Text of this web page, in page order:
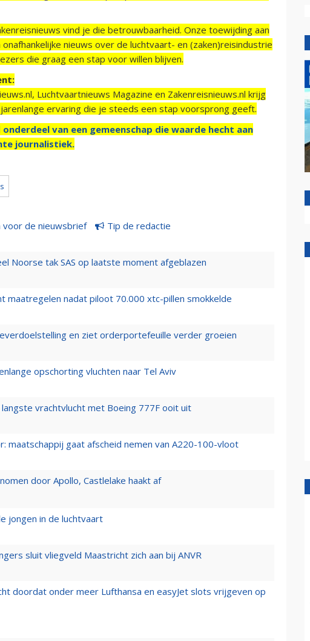
vind je die betrouwbaarheid. Onze toewijding aan
nieuws over de luchtvaart- en (zaken)reisindustrie
die graag een stap voor willen blijven.
Luchtvaartnieuws Magazine en Zakenreisnieuws.nl krijg
ervaring die je steeds een stap voorsprong geeft.
van een gemeenschap die waarde hecht aan
journalistiek.
voor de nieuwsbrief Tip de redactie
Noorse tak SAS op laatste moment afgeblazen
maatregelen nadat piloot 70.000 xtc-pillen smokkelde
en ziet orderportefeuille verder groeien
opschorting vluchten naar Tel Aviv
vrachtvlucht met Boeing 777F ooit uit
maatschappij gaat afscheid nemen van A220-100-vloot
door Apollo, Castlelake haakt af
jongen in de luchtvaart
sluit vliegveld Maastricht zich aan bij ANVR
doordat onder meer Lufthansa en easyJet slots vrijgeven op